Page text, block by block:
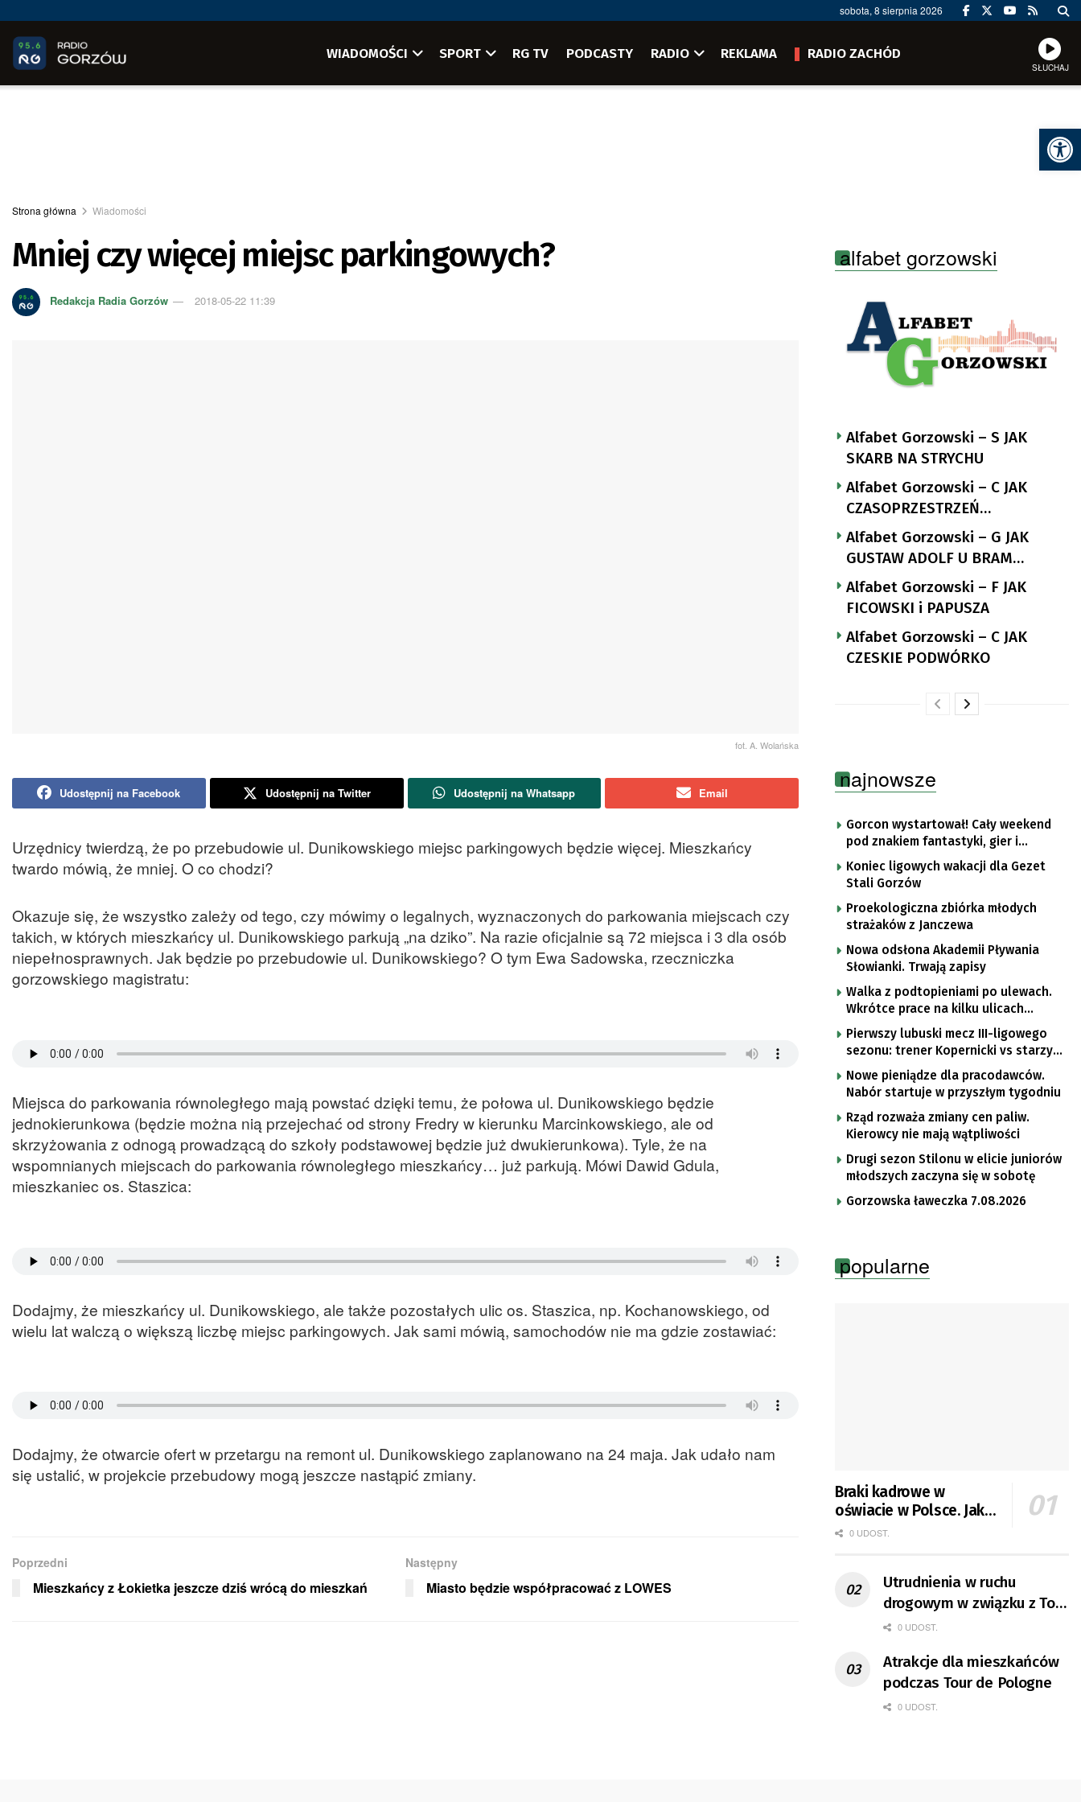
sobota, 8 sierpnia 2026
WIADOMOŚCI SPORT RG TV PODCASTY RADIO REKLAMA RADIO ZACHÓD
SŁUCHAJ
Strona główna Wiadomości
Mniej czy więcej miejsc parkingowych?
Redakcja Radia Gorzów 2018-05-22 11:39
fot. A. Wolańska
Udostępnij na Facebook Udostępnij na Twitter Udostępnij na Whatsapp Email
Urzędnicy twierdzą, że po przebudowie ul. Dunikowskiego miejsc parkingowych będzie więcej. Mieszkańcy
twardo mówią, że mniej. O co chodzi?
Okazuje się, że wszystko zależy od tego, czy mówimy o legalnych, wyznaczonych do parkowania miejscach czy
takich, w których mieszkańcy ul. Dunikowskiego parkują „na dziko”. Na razie oficjalnie są 72 miejsca i 3 dla osób
niepełnosprawnych. Jak będzie po przebudowie ul. Dunikowskiego? O tym Ewa Sadowska, rzeczniczka
gorzowskiego magistratu:
Miejsca do parkowania równoległego mają powstać dzięki temu, że połowa ul. Dunikowskiego będzie
jednokierunkowa (będzie można nią przejechać od strony Fredry w kierunku Marcinkowskiego, ale od
skrzyżowania z odnogą prowadzącą do szkoły podstawowej będzie już dwukierunkowa). Tyle, że na
wspomnianych miejscach do parkowania równoległego mieszkańcy… już parkują. Mówi Dawid Gdula,
mieszkaniec os. Staszica:
Dodajmy, że mieszkańcy ul. Dunikowskiego, ale także pozostałych ulic os. Staszica, np. Kochanowskiego, od
wielu lat walczą o większą liczbę miejsc parkingowych. Jak sami mówią, samochodów nie ma gdzie zostawiać:
Dodajmy, że otwarcie ofert w przetargu na remont ul. Dunikowskiego zaplanowano na 24 maja. Jak udało nam
się ustalić, w projekcie przebudowy mogą jeszcze nastąpić zmiany.
Poprzedni
Mieszkańcy z Łokietka jeszcze dziś wrócą do mieszkań
Następny
Miasto będzie współpracować z LOWES
alfabet gorzowski
Alfabet Gorzowski – S JAK
SKARB NA STRYCHU
Alfabet Gorzowski – C JAK
CZASOPRZESTRZEŃ
NUTTGENSA
Alfabet Gorzowski – G JAK
GUSTAW ADOLF U BRAM
LANDSBERGA
Alfabet Gorzowski – F JAK
FICOWSKI i PAPUSZA
Alfabet Gorzowski – C JAK
CZESKIE PODWÓRKO
najnowsze
Gorcon wystartował! Cały weekend
pod znakiem fantastyki, gier i
popkultury
Koniec ligowych wakacji dla Gezet
Stali Gorzów
Proekologiczna zbiórka młodych
strażaków z Janczewa
Nowa odsłona Akademii Pływania
Słowianki. Trwają zapisy
Walka z podtopieniami po ulewach.
Wkrótce prace na kilku ulicach
Gorzowa
Pierwszy lubuski mecz III-ligowego
sezonu: trener Kopernicki vs starzy
znajomi
Nowe pieniądze dla pracodawców.
Nabór startuje w przyszłym tygodniu
Rząd rozważa zmiany cen paliw.
Kierowcy nie mają wątpliwości
Drugi sezon Stilonu w elicie juniorów
młodszych zaczyna się w sobotę
Gorzowska ławeczka 7.08.2026
popularne
Braki kadrowe w
oświacie w Polsce. Jak
jest w Gorzowie?
0 UDOST.
Utrudnienia w ruchu
drogowym w związku z Tour
de Pologne
0 UDOST.
Atrakcje dla mieszkańców
podczas Tour de Pologne
0 UDOST.